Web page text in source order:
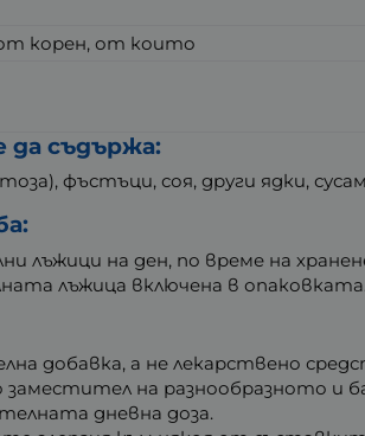
корен, от които
съдържа:
фъстъци, соя, други ядки,
лъжици на ден, по време на
лъжица включена в опаковката.
добавка, а не лекарствено
заместител на разнообразното и
дневна доза.